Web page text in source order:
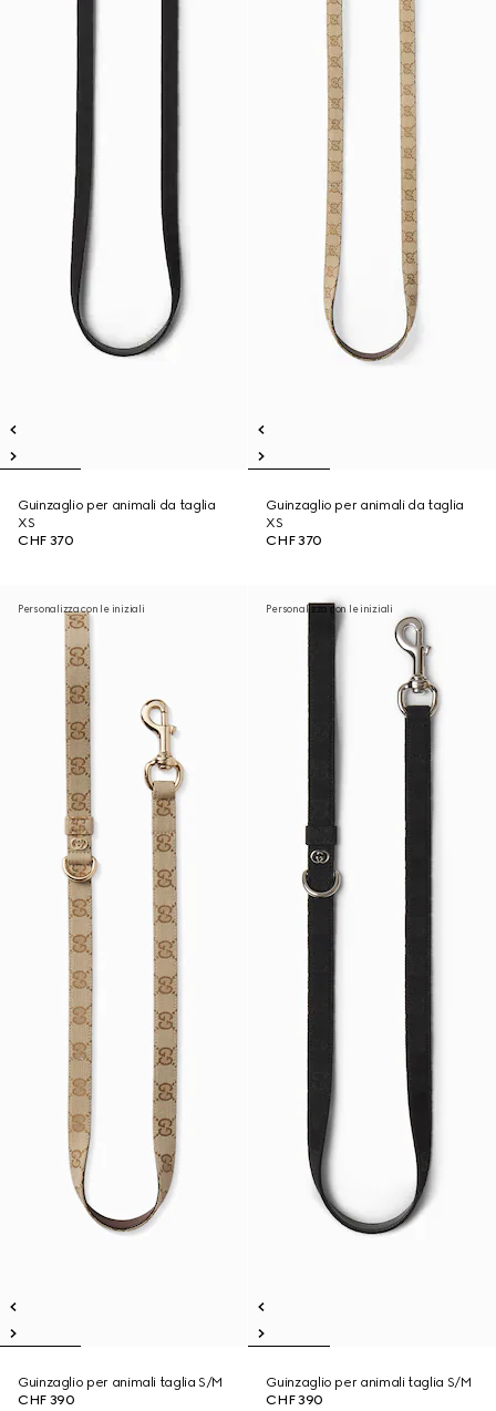
Guinzaglio per animali da taglia
XS
CHF 370
Guinzaglio per animali da taglia
XS
CHF 370
Personalizza con le iniziali
Guinzaglio per animali taglia S/M
CHF 390
Personalizza con le iniziali
Guinzaglio per animali taglia S/M
CHF 390